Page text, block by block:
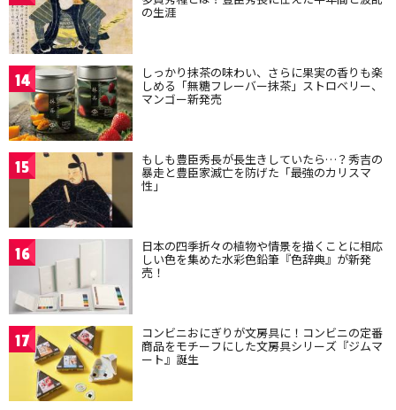
の生涯
14 しっかり抹茶の味わい、さらに果実の香りも楽
しめる「無糖フレーバー抹茶」ストロベリー、
マンゴー新発売
15 もしも豊臣秀長が長生きしていたら…？秀吉の
暴走と豊臣家滅亡を防げた「最強のカリスマ
性」
16 日本の四季折々の植物や情景を描くことに相応
しい色を集めた水彩色鉛筆『色辞典』が新発
売！
17 コンビニおにぎりが文房具に！コンビニの定番
商品をモチーフにした文房具シリーズ『ジムマ
ート』誕生